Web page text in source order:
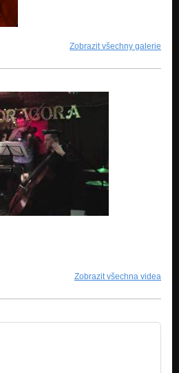
Zobrazit všechny galerie
Zobrazit všechna videa